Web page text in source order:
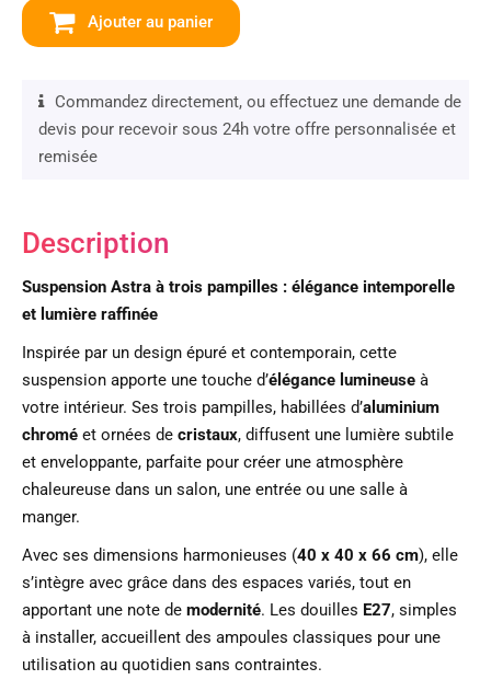
Ajouter au panier
Commandez directement, ou effectuez une demande de
devis pour recevoir sous 24h votre offre personnalisée et
remisée
Description
Suspension Astra à trois pampilles : élégance intemporelle
et lumière raffinée
Inspirée par un design épuré et contemporain, cette
suspension apporte une touche d’élégance lumineuse à
votre intérieur. Ses trois pampilles, habillées d’aluminium
chromé et ornées de cristaux, diffusent une lumière subtile
et enveloppante, parfaite pour créer une atmosphère
chaleureuse dans un salon, une entrée ou une salle à
manger.
Avec ses dimensions harmonieuses (40 x 40 x 66 cm), elle
s’intègre avec grâce dans des espaces variés, tout en
apportant une note de modernité. Les douilles E27, simples
à installer, accueillent des ampoules classiques pour une
utilisation au quotidien sans contraintes.